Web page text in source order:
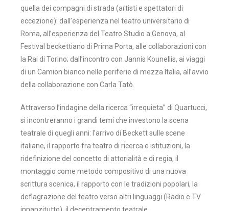
quella dei compagni di strada (artisti e spettatori di
eccezione): dall’esperienza nel teatro universitario di
Roma, all’esperienza del Teatro Studio a Genova, al
Festival beckettiano di Prima Porta, alle collaborazioni con
la Rai di Torino; dall’incontro con Jannis Kounellis, ai viaggi
di un Camion bianco nelle periferie di mezza Italia, all’avvio
della collaborazione con Carla Tatò.
Attraverso l’indagine della ricerca “irrequieta” di Quartucci,
si incontreranno i grandi temi che investono la scena
teatrale di quegli anni: l’arrivo di Beckett sulle scene
italiane, il rapporto fra teatro di ricerca e istituzioni, la
ridefinizione del concetto di attorialità e di regia, il
montaggio come metodo compositivo di una nuova
scrittura scenica, il rapporto con le tradizioni popolari, la
deflagrazione del teatro verso altri linguaggi (Radio e TV